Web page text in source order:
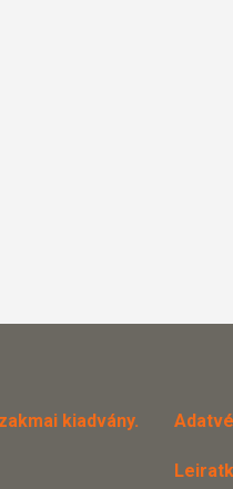
kiadvány.